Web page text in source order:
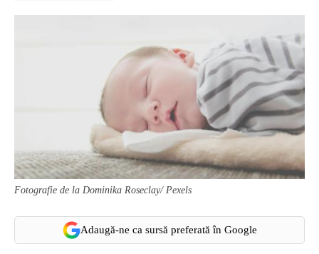
Fotografie de la Dominika Roseclay/ Pexels
Adaugă-ne ca sursă preferată în Google